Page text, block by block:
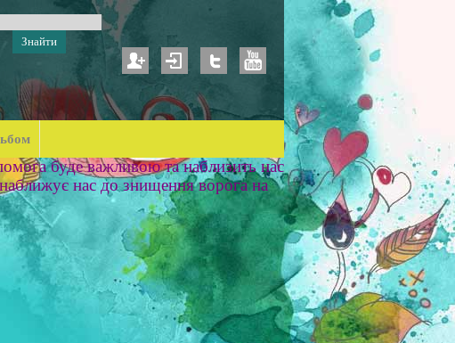
буде важливою та наблизить нас
нас до знищення ворога на